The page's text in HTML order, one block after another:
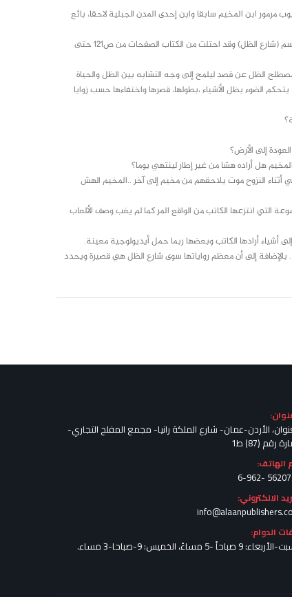
ابن المخيم سابقا وابن إحدى المدن الجبلية لاحقا، بائع
تتوالى الروايات برمزيتها وفلسفتها إلى أن نصل إلى الأطول بينها في المجموعة وأخذت اسم (شارع الظل) وقد احتلت من الكتاب الصفحات من ص121 حتى
الظل عن قصد ليلمح إلى وجه التشابه بين الظل والحياة
الضوء بظل الأشياء ،بطولها، قصرها واختفاءها حسب زوايا
إلى الأرض؟
هل أراده هشا من غير إطار لينتهي يوما؟
النزوح موت يلاحقهم من مخيم إلى آخر ..المخيم الهش
انتزعها الكاتب من الواقع المر كما لم يغب وصف الألعاب
أشياء أرادها الكاتب وبعضها ربما حمل أيديولوجية معينة.
إلى أن معظم رواياتها سوى شارع الظل هي قصيرة ويحدد
الأردن-عمان- شارع الملكة رانيا- مجمع المفلح التجاري-
رقم (87) ط1
الهاتف:
5620722 -
الالكتروني:
الدوام:
9 صباحاً -5 مساءً، الخميس: 9-صباحا-3 مساء.